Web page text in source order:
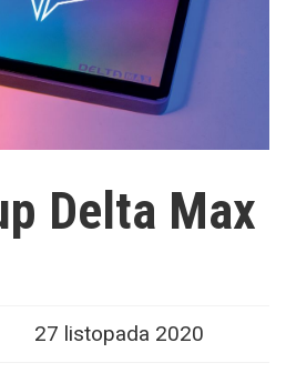
Delta Max
27 listopada 2020